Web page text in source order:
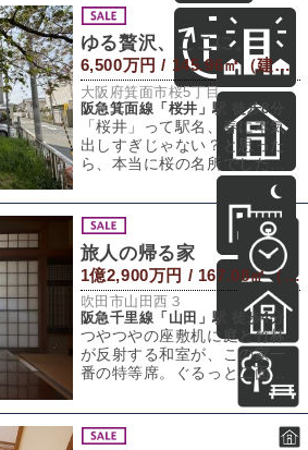
ゆる贅沢、ここに。
6,500万円 / 145.96㎡（建物） 114.55㎡（敷地）
大阪府箕面市桜5丁目
阪急箕面線「桜井」駅 徒歩8分
「桜井」って駅名、春に本気
出しすぎじゃない？と思った
ら、本当に桜の名所でした。
阪急箕面線「桜井」駅から歩
いて8分。そんな
旅人の帰る家
1億2,900万円 / 167.08㎡（建物） 397.25㎡（敷地）
吹田市山田西３
阪急千里線「山田」駅 徒歩4分
つやつやの座敷机に庭と竹林
が反射する和室が、この家一
番の特等席。ぐるっと二面の
縁側に、障子は雪見障子。こ
の風情ある趣きに